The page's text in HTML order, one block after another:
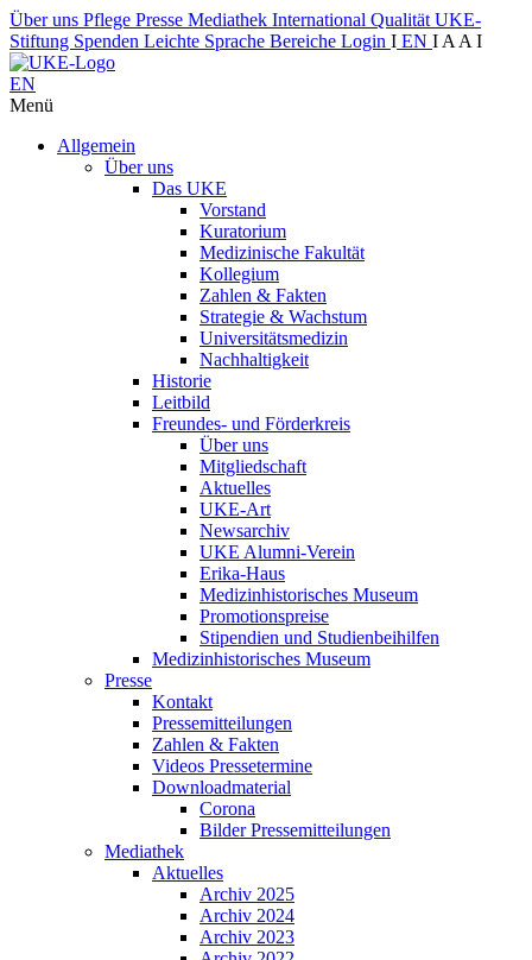
Über uns Pflege Presse Mediathek International Qualität UKE-
Stiftung Spenden Leichte Sprache Bereiche Login I EN I A A I
EN
Menü
Allgemein
Über uns
Das UKE
Vorstand
Kuratorium
Medizinische Fakultät
Kollegium
Zahlen & Fakten
Strategie & Wachstum
Universitätsmedizin
Nachhaltigkeit
Historie
Leitbild
Freundes- und Förderkreis
Über uns
Mitgliedschaft
Aktuelles
UKE-Art
Newsarchiv
UKE Alumni-Verein
Erika-Haus
Medizinhistorisches Museum
Promotionspreise
Stipendien und Studienbeihilfen
Medizinhistorisches Museum
Presse
Kontakt
Pressemitteilungen
Zahlen & Fakten
Videos Pressetermine
Downloadmaterial
Corona
Bilder Pressemitteilungen
Mediathek
Aktuelles
Archiv 2025
Archiv 2024
Archiv 2023